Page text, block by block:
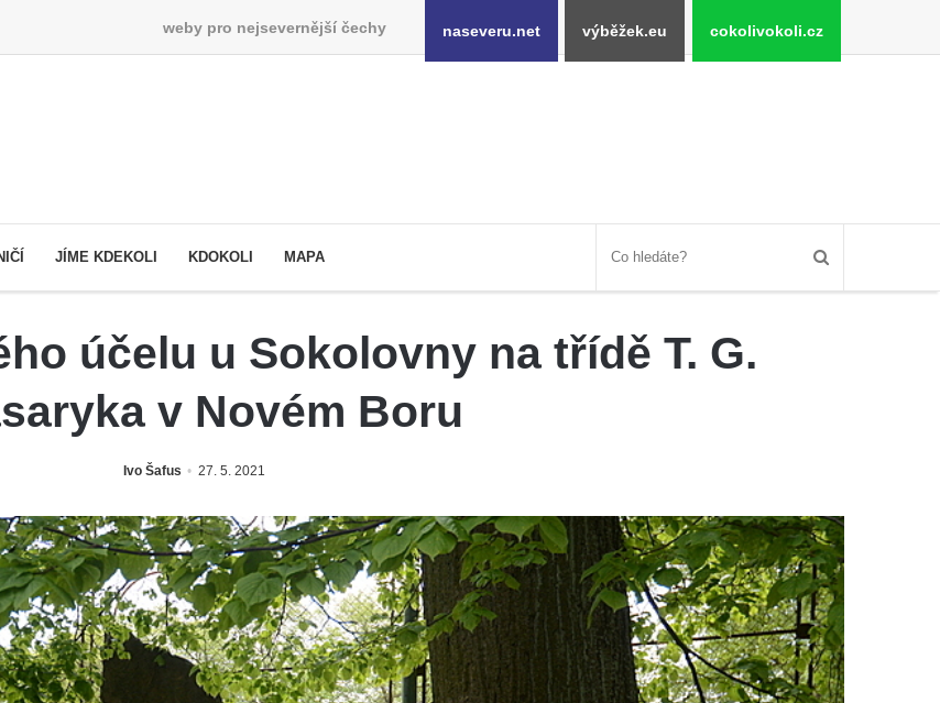
weby pro nejsevernější čechy naseveru.net výběžek.eu cokolivokoli.cz
JÍME KDEKOLI KDOKOLI MAPA
účelu u Sokolovny na třídě T. G.
v Novém Boru
Ivo Šafus 27. 5. 2021